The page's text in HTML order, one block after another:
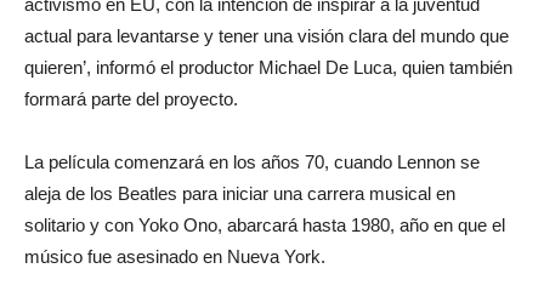
activismo en EU, con la intención de inspirar a la juventud
actual para levantarse y tener una visión clara del mundo que
quieren’, informó el productor Michael De Luca, quien también
formará parte del proyecto.
La película comenzará en los años 70, cuando Lennon se
aleja de los Beatles para iniciar una carrera musical en
solitario y con Yoko Ono, abarcará hasta 1980, año en que el
músico fue asesinado en Nueva York.